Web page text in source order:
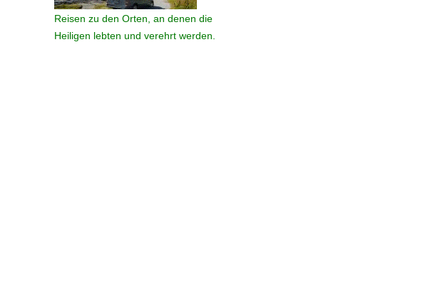
Reisen zu den Orten, an denen die
Heiligen lebten und verehrt werden.